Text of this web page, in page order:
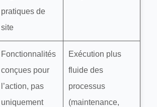
pratiques de
site
Fonctionnalités
conçues pour
l’action, pas
uniquement
Exécution plus
fluide des
processus
(maintenance,